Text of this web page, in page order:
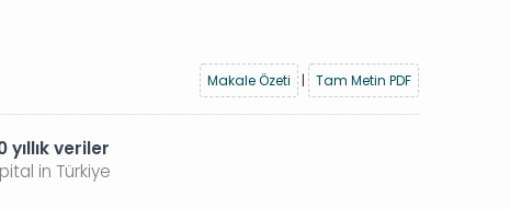
Makale Özeti
| Tam Metin PDF
veriler
in Türkiye